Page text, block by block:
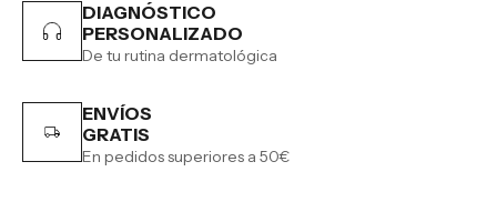
DIAGNÓSTICO
PERSONALIZADO
De tu rutina dermatológica
ENVÍOS
GRATIS
En pedidos superiores a 50€